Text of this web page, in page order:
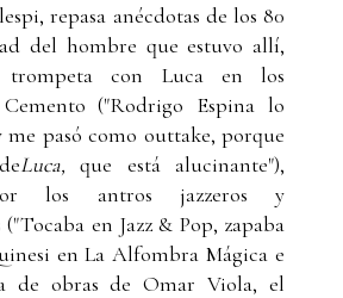
repasa anécdotas de los 80
del hombre que estuvo allí,
trompeta con Luca en los
("Rodrigo Espina lo
pasó como outtake, porque
Luca,que está alucinante"),
los antros jazzeros y
en Jazz & Pop, zapaba
en La Alfombra Mágica e
de obras de Omar Viola, el